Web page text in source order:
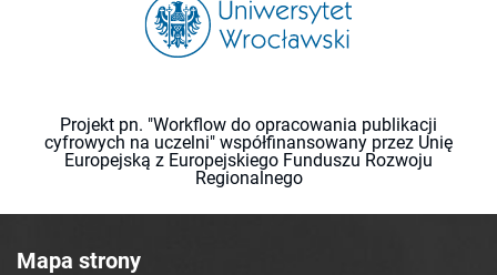
Projekt pn. "Workflow do opracowania publikacji
cyfrowych na uczelni" współfinansowany przez Unię
Europejską z Europejskiego Funduszu Rozwoju
Regionalnego
Mapa strony